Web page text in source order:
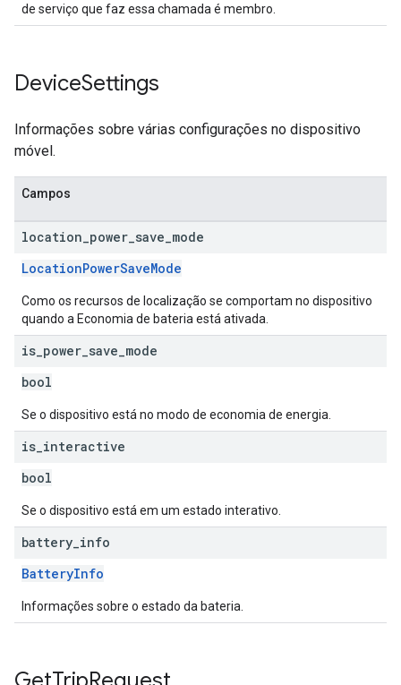
de serviço que faz essa chamada é membro.
DeviceSettings
Informações sobre várias configurações no dispositivo
móvel.
Campos
location power save mode
LocationPowerSaveMode
Como os recursos de localização se comportam no dispositivo
quando a Economia de bateria está ativada.
is power save mode
bool
Se o dispositivo está no modo de economia de energia.
is interactive
bool
Se o dispositivo está em um estado interativo.
battery info
BatteryInfo
Informações sobre o estado da bateria.